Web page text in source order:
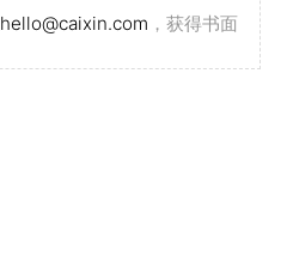
hello@caixin.com ，获得书面